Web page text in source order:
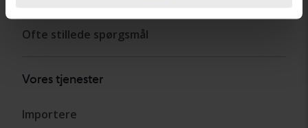
Ofte stillede spørgsmål
Vores tjenester
Importere